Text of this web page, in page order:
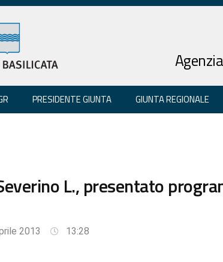
PRESIDENTE GIUNTA GIUNTA REGIONALE
L., presentato
2013 13:28